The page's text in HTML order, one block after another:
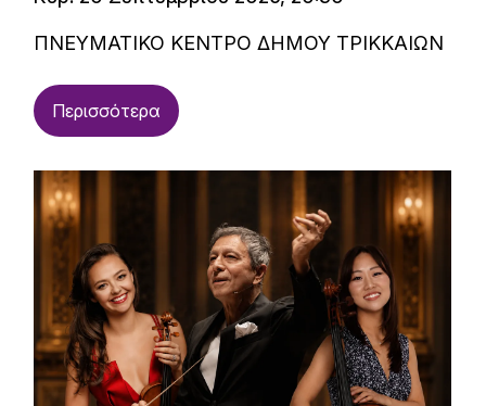
ΠΝΕΥΜΑΤΙΚΟ ΚΕΝΤΡΟ ΔΗΜΟΥ ΤΡΙΚΚΑΙΩΝ
Περισσότερα